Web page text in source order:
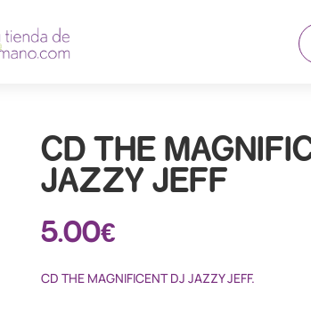
CD THE
JAZZY JEFF
5.00€
CD THE MAGNIFICENT DJ JAZZY JEFF.